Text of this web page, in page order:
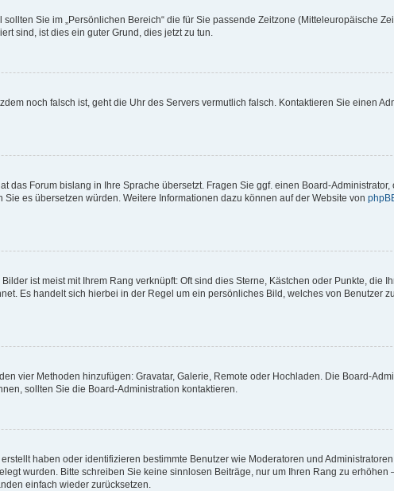
Sie im „Persönlichen Bereich“ die für Sie passende Zeitzone (Mitteleuropäische
sind, ist dies ein guter Grund, dies jetzt zu tun.
noch falsch ist, geht die Uhr des Servers vermutlich falsch. Kontaktieren Sie einen
Forum bislang in Ihre Sprache übersetzt. Fragen Sie ggf. einen Board-
es übersetzen würden. Weitere Informationen dazu können auf der Website von
ist meist mit Ihrem Rang verknüpft: Oft sind dies Sterne, Kästchen oder Punkte, die
Es handelt sich hierbei in der Regel um ein persönliches Bild, welches von Benutzer
vier Methoden hinzufügen: Gravatar, Galerie, Remote oder Hochladen. Die Board-
sollten Sie die Board-Administration kontaktieren.
haben oder identifizieren bestimmte Benutzer wie Moderatoren und
wurden. Bitte schreiben Sie keine sinnlosen Beiträge, nur um Ihren Rang zu
einfach wieder zurücksetzen.